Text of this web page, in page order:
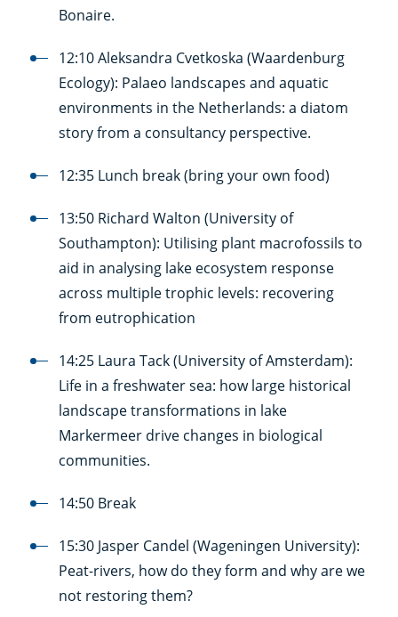
Bonaire.
12:10 Aleksandra Cvetkoska (Waardenburg
Ecology): Palaeo landscapes and aquatic
environments in the Netherlands: a diatom
story from a consultancy perspective.
12:35 Lunch break (bring your own food)
13:50 Richard Walton (University of
Southampton): Utilising plant macrofossils to
aid in analysing lake ecosystem response
across multiple trophic levels: recovering
from eutrophication
14:25 Laura Tack (University of Amsterdam):
Life in a freshwater sea: how large historical
landscape transformations in lake
Markermeer drive changes in biological
communities.
14:50 Break
15:30 Jasper Candel (Wageningen University):
Peat-rivers, how do they form and why are we
not restoring them?